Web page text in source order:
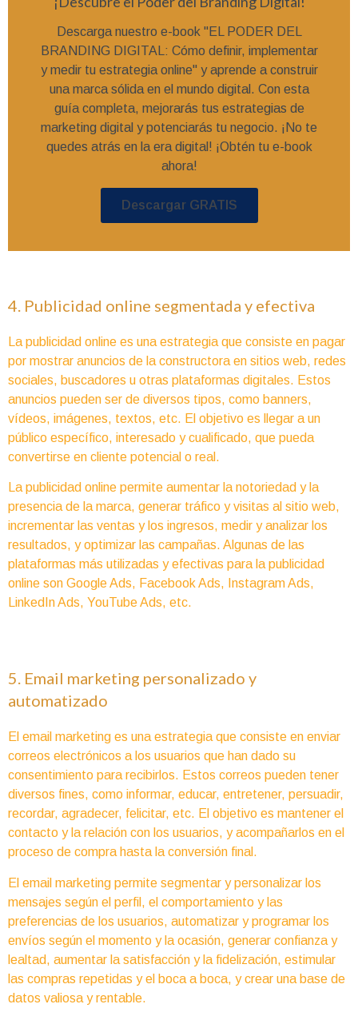
Descarga nuestro e-book "EL PODER DEL
BRANDING DIGITAL: Cómo definir, implementar
y medir tu estrategia online" y aprende a construir
una marca sólida en el mundo digital. Con esta
guía completa, mejorarás tus estrategias de
marketing digital y potenciarás tu negocio. ¡No te
quedes atrás en la era digital! ¡Obtén tu e-book
ahora!
Descargar GRATIS
4. Publicidad online segmentada y efectiva
La publicidad online es una estrategia que consiste en pagar
por mostrar anuncios de la constructora en sitios web, redes
sociales, buscadores u otras plataformas digitales. Estos
anuncios pueden ser de diversos tipos, como banners,
vídeos, imágenes, textos, etc. El objetivo es llegar a un
público específico, interesado y cualificado, que pueda
convertirse en cliente potencial o real.
La publicidad online permite aumentar la notoriedad y la
presencia de la marca, generar tráfico y visitas al sitio web,
incrementar las ventas y los ingresos, medir y analizar los
resultados, y optimizar las campañas. Algunas de las
plataformas más utilizadas y efectivas para la publicidad
online son Google Ads, Facebook Ads, Instagram Ads,
LinkedIn Ads, YouTube Ads, etc.
5. Email marketing personalizado y
automatizado
El email marketing es una estrategia que consiste en enviar
correos electrónicos a los usuarios que han dado su
consentimiento para recibirlos. Estos correos pueden tener
diversos fines, como informar, educar, entretener, persuadir,
recordar, agradecer, felicitar, etc. El objetivo es mantener el
contacto y la relación con los usuarios, y acompañarlos en el
proceso de compra hasta la conversión final.
El email marketing permite segmentar y personalizar los
mensajes según el perfil, el comportamiento y las
preferencias de los usuarios, automatizar y programar los
envíos según el momento y la ocasión, generar confianza y
lealtad, aumentar la satisfacción y la fidelización, estimular
las compras repetidas y el boca a boca, y crear una base de
datos valiosa y rentable.